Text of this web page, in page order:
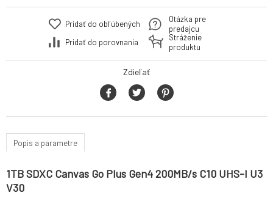
Pridať do obľúbených
Pridať do porovnania
Otázka pre
predajcu
Stráženie
produktu
Zdieľať
Popis a parametre
1TB SDXC Canvas Go Plus Gen4 200MB/s C10 UHS-I U3
V30